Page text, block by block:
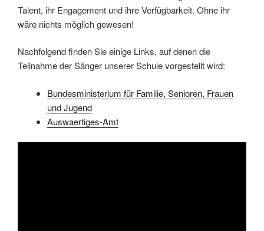
Talent, ihr Engagement und ihre Verfügbarkeit. Ohne ihr
wäre nichts möglich gewesen!
Nachfolgend finden Sie einige Links, auf denen die
Teilnahme der Sänger unserer Schule vorgestellt wird:
Bundesministerium für Familie, Senioren, Frauen
und Jugend
Auswaertiges-Amt